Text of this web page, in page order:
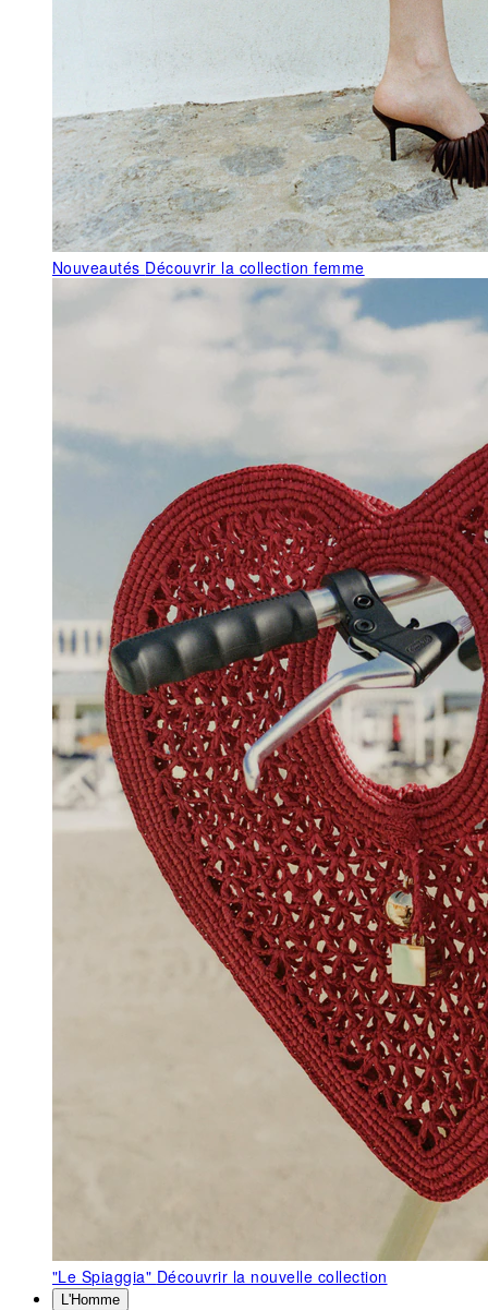
Nouveautés Découvrir la collection femme
"Le Spiaggia" Découvrir la nouvelle collection
L'Homme